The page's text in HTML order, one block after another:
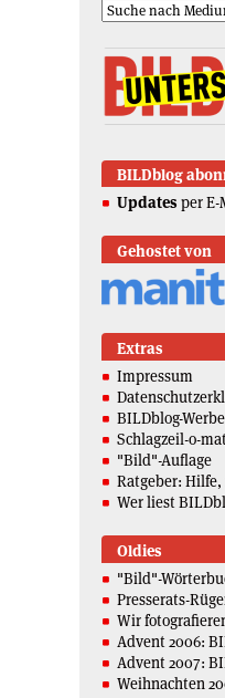
BILDblog
Updates per
Gehostet von
Extras
Impressum
BILDblog-
Schlagzeil-o-
"Bild"-Auflage
Ratgeber:
Wer liest
Oldies
"Bild"-
Presserats-
Wir
Advent 2006:
Advent 2007:
Weihnachten